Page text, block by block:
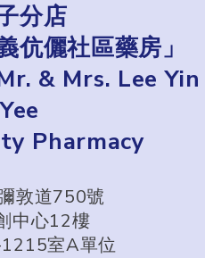
分店
伉儷社區藥房」
& Mrs. Lee Yin
Yee
Pharmacy
敦道750號
中心12樓
室A單位